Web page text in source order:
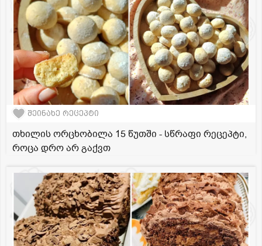
შეინახე რეცეპტი
თხილის ორცხობილა 15 წუთში - სწრაფი რეცეპტი,
როცა დრო არ გაქვთ